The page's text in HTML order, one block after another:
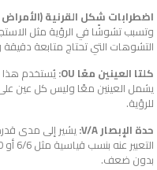
اضطرابات شكل القرنية (الأمراض
وتسبب تشوشًا في الرؤية مثل
التشوهات التي تحتاج متابعة
كلتا العينين معًا OU:
يُستخدم هذا
يشمل العينين معًا وليس كل عين على
للرؤية.
حدة الإبصار V/A:
يشير إلى مدى
بدون ضعف.